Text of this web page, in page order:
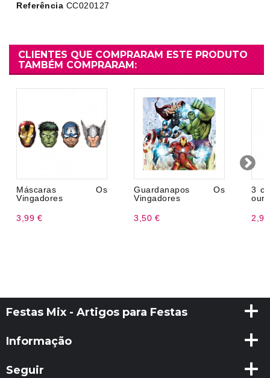
Referência CC020127
CLIENTES QUE COMPRARAM ESTE PRODUTO
TAMBÉM COMPRARAM:
Máscaras Os
Vingadores
3,99 €
Guardanapos Os
Vingadores
3,50 €
3
ouro
Festas Mix - Artigos para Festas
Informação
Seguir